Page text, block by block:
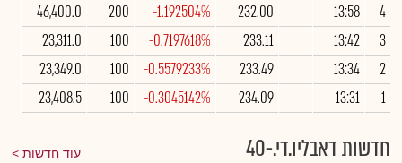
4
13:58
232.00
-1.192504%
200
46,400.0
3
13:42
233.11
-0.7197618%
100
23,311.0
2
13:34
233.49
-0.5579233%
100
23,349.0
1
13:31
234.09
-0.3045142%
100
23,408.5
חדשות דאבליו.די.-40 עוד חדשות